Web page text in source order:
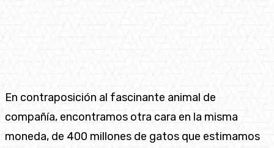
En contraposición al fascinante animal de
compañía, encontramos otra cara en la misma
moneda, de 400 millones de gatos que estimamos